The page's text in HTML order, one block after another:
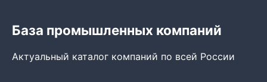
База промышленных компаний
Актуальный каталог компаний по всей России